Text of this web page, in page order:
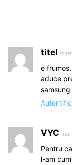
titel
e
aduce
VYC
Pentru
l-am